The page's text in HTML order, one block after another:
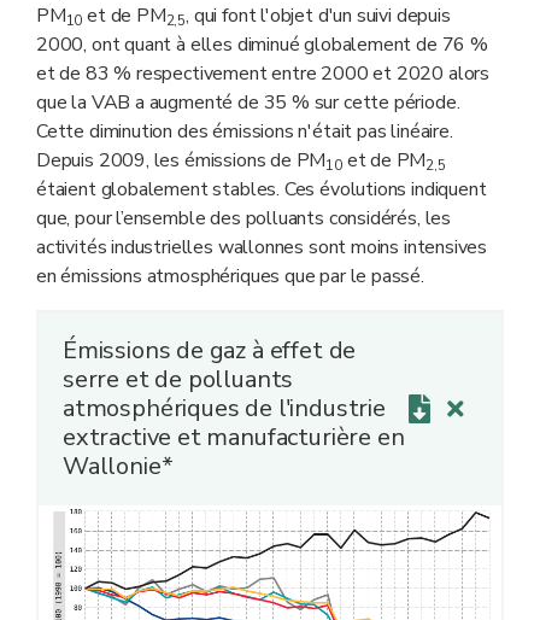
PM10 et de PM2,5, qui font l'objet d'un suivi depuis
2000, ont quant à elles diminué globalement de 76 %
et de 83 % respectivement entre 2000 et 2020 alors
que la VAB a augmenté de 35 % sur cette période.
Cette diminution des émissions n'était pas linéaire.
Depuis 2009, les émissions de PM10et de PM2,5
étaient globalement stables. Ces évolutions indiquent
que, pour l’ensemble des polluants considérés, les
activités industrielles wallonnes sont moins intensives
en émissions atmosphériques que par le passé.
Émissions de gaz à effet de
serre et de polluants
atmosphériques de l'industrie
extractive et manufacturière en
Wallonie*